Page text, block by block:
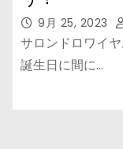
9月 25, 2023
サロンドロワイ
誕生日に間に…